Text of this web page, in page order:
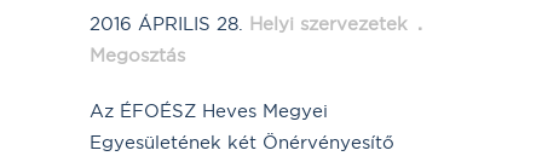
2016 ÁPRILIS 28. Helyi szervezetek
Megosztás
Az ÉFOÉSZ Heves Megyei
Egyesületének két Önérvényesítő